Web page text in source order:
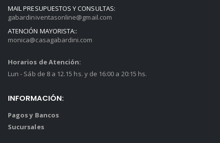
MAIL PRESUPUESTOS Y CONSULTAS:
gabardiniventasonline@gmail.com
ATENCIÓN MAYORISTA::
monica@casagabardini.com
Horarios de Atención:
Lun - Sáb de 8 a 12.15 hs. y de 16:00 a 20:15 hs.
INFORMACIÓN:
Pagos y Bancos
Sucursales